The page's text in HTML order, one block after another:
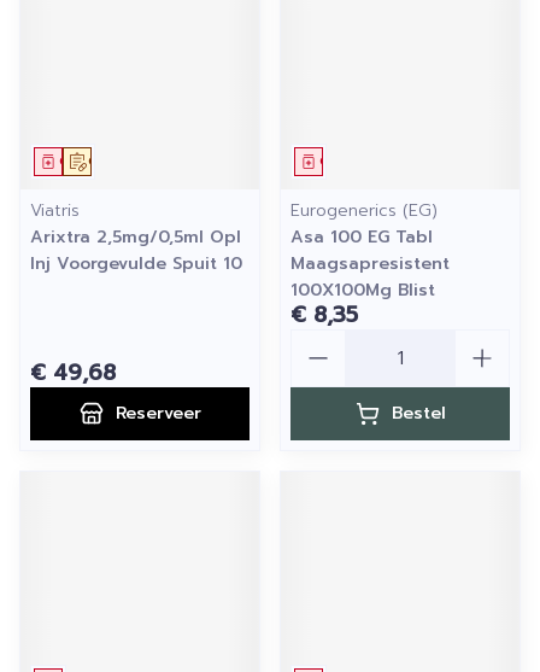
Op voorschrift
Geneesmiddel
Viatris
Arixtra 2,5mg/0,5ml Opl
Inj Voorgevulde Spuit 10
€ 49,68
Reserveer
Geneesmiddel
Eurogenerics (EG)
Asa 100 EG Tabl
Maagsapresistent
100X100Mg Blist
€ 8,35
Bestel